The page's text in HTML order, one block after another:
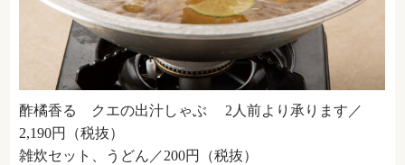
酢橘香る クエの出汁しゃぶ 2人前より承ります／
2,190円（税抜）
雑炊セット、うどん／200円（税抜）